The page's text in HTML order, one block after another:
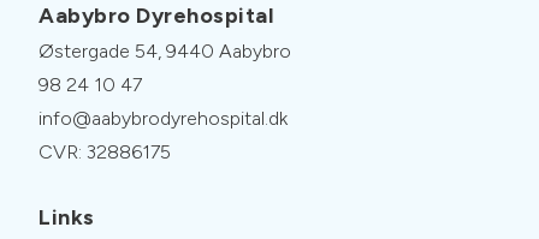
Aabybro Dyrehospital
Østergade 54, 9440 Aabybro
98 24 10 47
info@aabybrodyrehospital.dk
CVR: 32886175
Links